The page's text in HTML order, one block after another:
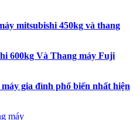
mitsubishi 450kg và thang
600kg Và Thang máy Fuji
gia đình phổ biến nhất hiện